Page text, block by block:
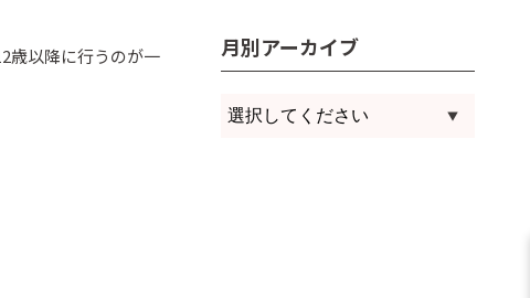
歳以降に行うのが一
月別アーカイブ